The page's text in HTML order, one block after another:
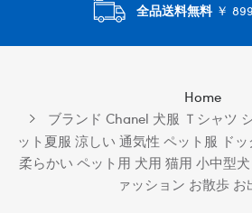
全品送料無料￥
Home
ブランド Chanel 犬服 Ｔシャツ
ット夏服 涼しい 通気性 ペット服 ド
柔らかい ペット用 犬用 猫用 小中型
ァッション お散歩 お